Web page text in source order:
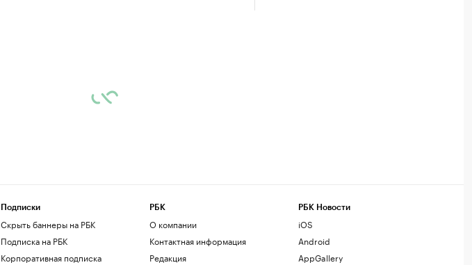
Подписки
Скрыть баннеры на РБК
Подписка на РБК
Корпоративная подписка
РБК
О компании
Контактная информация
Редакция
РБК Новости
iOS
Android
AppGallery